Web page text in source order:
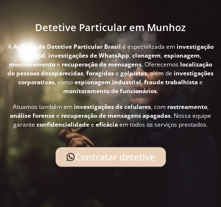
Detetive Particular em Munhoz
AAgência de Detetive Particular Brasil é especializada em investigação
conjugal, investigações de WhatsApp, clonagem,espionagem,
monitoramentoe recuperação de mensagens. Oferecemos localização
de pessoas desaparecidas, foragidase golpistas, além de investigações
corporativas, comoespionagem industrial,fraude trabalhistae
monitoramento de funcionários.
Atuamos também em investigações de celulares, com rastreamento,
análise forensee recuperação de mensagens apagadas. Nossa equipe
garante confidencialidadeeeficáciaem todos os serviços prestados.
Contratar detetive